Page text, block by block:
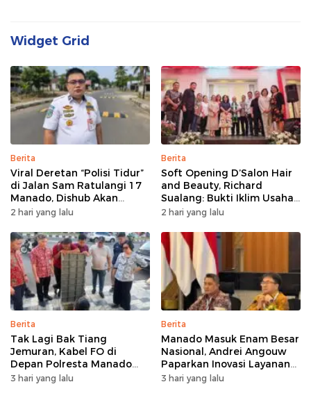
Widget Grid
Berita
Viral Deretan “Polisi Tidur”
di Jalan Sam Ratulangi 17
Manado, Dishub Akan
Musyawarahkan Solusi
2 hari yang lalu
Berita
Soft Opening D’Salon Hair
and Beauty, Richard
Sualang: Bukti Iklim Usaha
di Manado Terus
2 hari yang lalu
Berita
Tak Lagi Bak Tiang
Jemuran, Kabel FO di
Depan Polresta Manado
Ditata
3 hari yang lalu
Berita
Manado Masuk Enam Besar
Nasional, Andrei Angouw
Paparkan Inovasi Layanan
Investasi di Hadapan Tim
3 hari yang lalu